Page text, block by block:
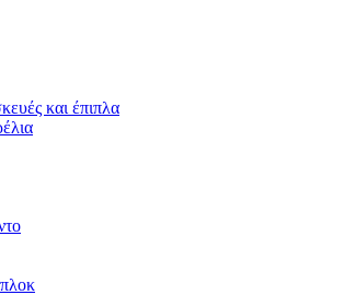
και έπιπλα